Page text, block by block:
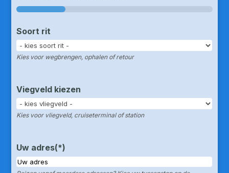
25%
Soort rit
Kies voor wegbrengen, ophalen of retour
Viegveld kiezen
Kies voor vliegveld, cruiseterminal of station
Uw adres(*)